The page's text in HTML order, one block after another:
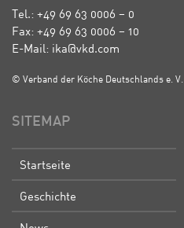
Tel.: +49 69 63 0006 – 0
Fax: +49 69 63 0006 – 10
E-Mail: ika@vkd.com
© Verband der Köche Deutschlands e. V.
SITEMAP
Startseite
Geschichte